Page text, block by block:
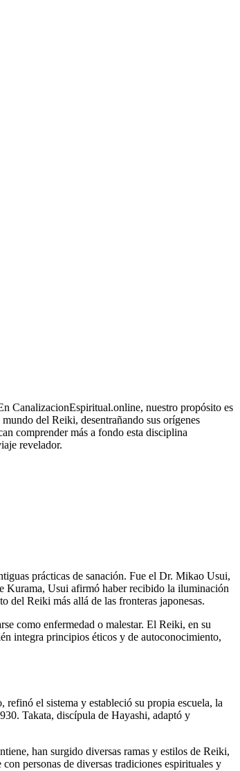
CanalizacionEspiritual.online, nuestro propósito es
del Reiki, desentrañando sus orígenes
comprender más a fondo esta disciplina
revelador.
prácticas de sanación. Fue el Dr. Mikao Usui,
Kurama, Usui afirmó haber recibido la iluminación
del Reiki más allá de las fronteras japonesas.
como enfermedad o malestar. El Reiki, en su
integra principios éticos y de autoconocimiento,
el sistema y estableció su propia escuela, la
Takata, discípula de Hayashi, adaptó y
han surgido diversas ramas y estilos de Reiki,
personas de diversas tradiciones espirituales y